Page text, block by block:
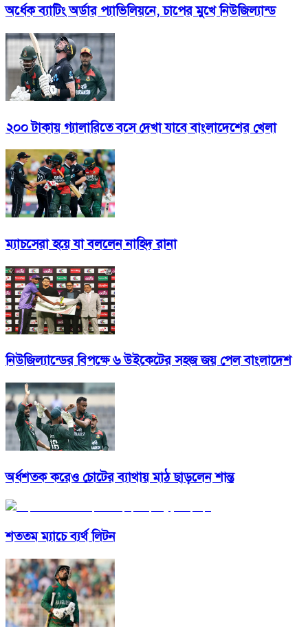
অর্ধেক ব্যাটিং অর্ডার প্যাভিলিয়নে, চাপের মুখে নিউজিল্যান্ড
২০০ টাকায় গ্যালারিতে বসে দেখা যাবে বাংলাদেশের খেলা
ম্যাচসেরা হয়ে যা বললেন নাহিদ রানা
নিউজিল্যান্ডের বিপক্ষে ৬ উইকেটের সহজ জয় পেল বাংলাদেশ
অর্ধশতক করেও চোটের ব্যাথায় মাঠ ছাড়লেন শান্ত
শততম ম্যাচে ব্যর্থ লিটন